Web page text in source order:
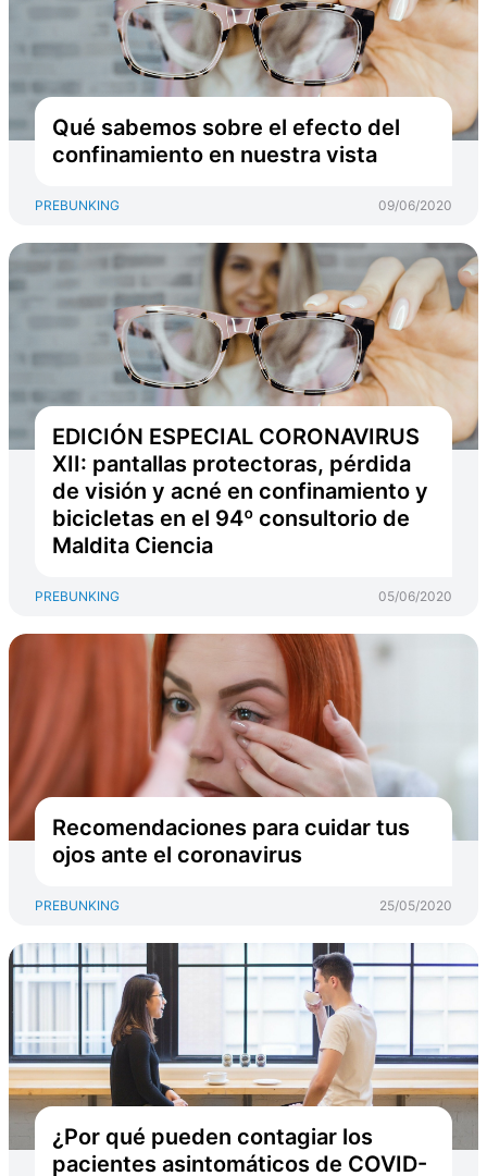
Qué sabemos sobre el efecto del
confinamiento en nuestra vista
PREBUNKING 09/06/2020
EDICIÓN ESPECIAL CORONAVIRUS
XII: pantallas protectoras, pérdida
de visión y acné en confinamiento y
bicicletas en el 94º consultorio de
Maldita Ciencia
PREBUNKING 05/06/2020
Recomendaciones para cuidar tus
ojos ante el coronavirus
PREBUNKING 25/05/2020
¿Por qué pueden contagiar los
pacientes asintomáticos de COVID-